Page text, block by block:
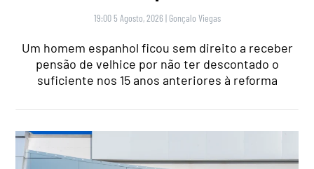
19:00 5 Agosto, 2026 | Gonçalo Viegas
Um homem espanhol ficou sem direito a receber
pensão de velhice por não ter descontado o
suficiente nos 15 anos anteriores à reforma